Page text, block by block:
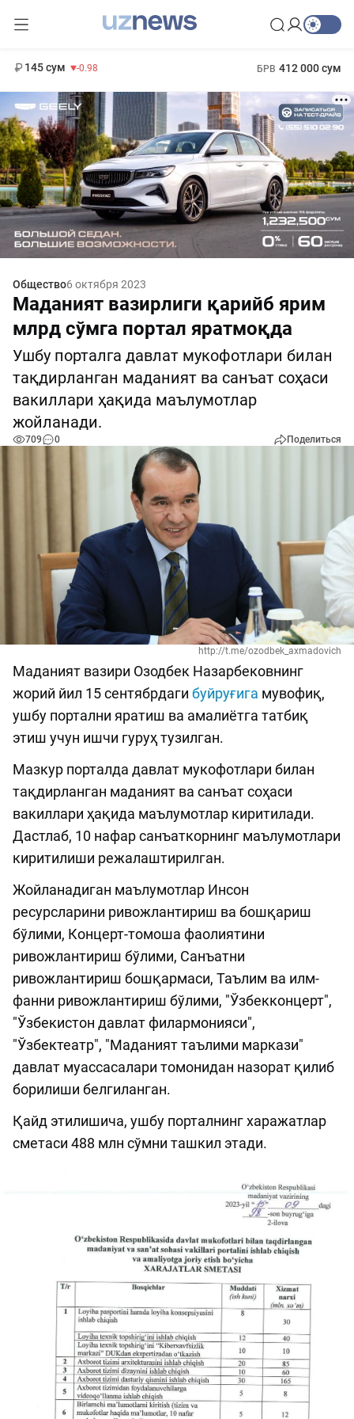
145 сум -0.98 БРВ 412 000 сум
Общество6 октября 2023
Маданият вазирлиги қарийб ярим
млрд сўмга портал яратмоқда
Ушбу порталга давлат мукофотлари билан
тақдирланган маданият ва санъат соҳаси
вакиллари ҳақида маълумотлар
жойланади.
709 0 Поделиться
http://t.me/ozodbek_axmadovich
Маданият вазири Озодбек Назарбековнинг
жорий йил 15 сентябрдаги буйруғига мувофиқ,
ушбу портални яратиш ва амалиётга татбиқ
этиш учун ишчи гуруҳ тузилган.
Мазкур порталда давлат мукофотлари билан
тақдирланган маданият ва санъат соҳаси
вакиллари ҳақида маълумотлар киритилади.
Дастлаб, 10 нафар санъаткорнинг маълумотлари
киритилиши режалаштирилган.
Жойланадиган маълумотлар Инсон
ресурсларини ривожлантириш ва бошқариш
бўлими, Концерт-томоша фаолиятини
ривожлантириш бўлими, Санъатни
ривожлантириш бошқармаси, Таълим ва илм-
фанни ривожлантириш бўлими, "Ўзбекконцерт",
"Ўзбекистон давлат филармонияси",
"Ўзбектеатр", "Маданият таълими маркази"
давлат муассасалари томонидан назорат қилиб
борилиши белгиланган.
Қайд этилишича, ушбу порталнинг харажатлар
сметаси 488 млн сўмни ташкил этади.